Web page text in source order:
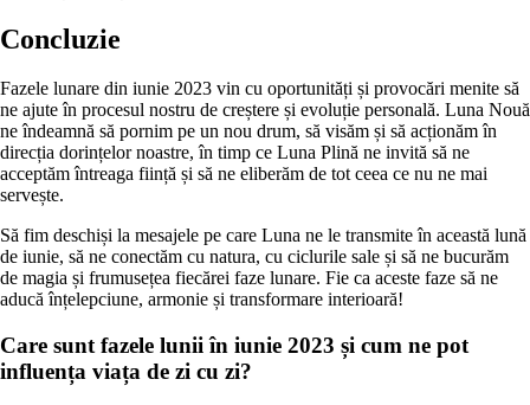
Concluzie
Fazele lunare din iunie 2023 vin cu oportunități și provocări menite să
ne ajute în procesul nostru de creștere și evoluție personală. Luna Nouă
ne îndeamnă să pornim pe un nou drum, să visăm și să acționăm în
direcția dorințelor noastre, în timp ce Luna Plină ne invită să ne
acceptăm întreaga ființă și să ne eliberăm de tot ceea ce nu ne mai
servește.
Să fim deschiși la mesajele pe care Luna ne le transmite în această lună
de iunie, să ne conectăm cu natura, cu ciclurile sale și să ne bucurăm
de magia și frumusețea fiecărei faze lunare. Fie ca aceste faze să ne
aducă înțelepciune, armonie și transformare interioară!
Care sunt fazele lunii în iunie 2023 și cum ne pot
influența viața de zi cu zi?